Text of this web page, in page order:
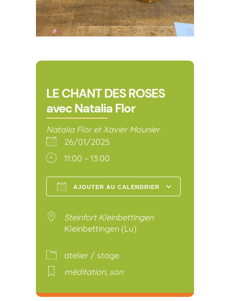
LE CHANT DES ROSES
avec Natalia Flor
Natalia Flor et Xavier Mounier
26/01/2025
11:00 – 13:00
AJOUTER AU CALENDRIER
Steinfort Kleinbettingen
Kleinbettingen (Lu)
atelier / stage
méditation, son